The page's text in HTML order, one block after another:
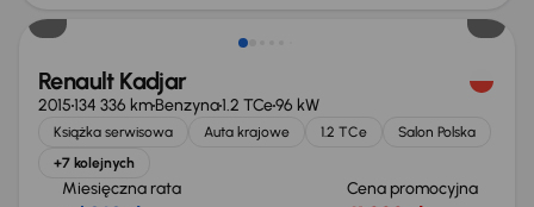
Renault Kadjar
2015134 336 kmBenzyna1.2 TCe96 kW
Książka serwisowa Auta krajowe 1.2 TCe
Salon Polska
+7 kolejnych
Miesięczna rata Cena promocyjna